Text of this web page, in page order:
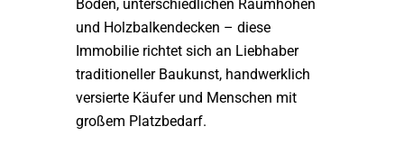
Böden, unterschiedlichen Raumhöhen
und Holzbalkendecken – diese
Immobilie richtet sich an Liebhaber
traditioneller Baukunst, handwerklich
versierte Käufer und Menschen mit
großem Platzbedarf.